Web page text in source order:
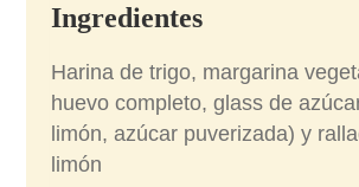
Ingredientes
Harina de trigo, margarina
huevo completo, glass de
limón, azúcar puverizada) y
limón